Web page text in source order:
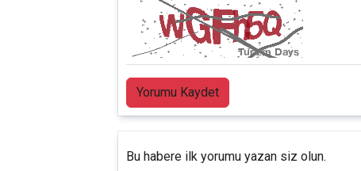
Yorumu Kaydet
Bu habere ilk yorumu yazan siz olun.